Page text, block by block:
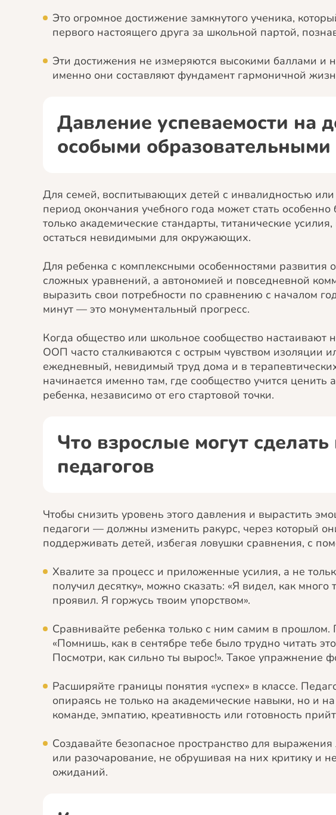
Это огромное достижение замкнутого ученика,
первого настоящего друга за школьной партой,
Эти достижения не измеряются высокими баллами и
именно они составляют фундамент гармоничной
Давление успеваемости на
особыми
Для семей, воспитывающих детей с инвалидностью
период окончания учебного года может стать
только академические стандарты, титанические
остаться невидимыми для окружающих.
Для ребенка с комплексными особенностями
сложных уравнений, а автономией и повседневной
выразить свои потребности по сравнению с началом
минут — это монументальный прогресс.
Когда общество или школьное сообщество настаивают
ООП часто сталкиваются с острым чувством изоляции
ежедневный, невидимый труд дома и в
начинается именно там, где сообщество учится
ребенка, независимо от его стартовой точки.
Что взрослые могут
педагогов
Чтобы снизить уровень этого давления и вырастить
педагоги — должны изменить ракурс, через который
поддерживать детей, избегая ловушки сравнения, с
Хвалите за процесс и приложенные усилия, а не
получил десятку», можно сказать: «Я видел, как
проявил. Я горжусь твоим упорством».
Сравнивайте ребенка только с ним самим в прошлом.
«Помнишь, как в сентябре тебе было трудно читать
Посмотри, как сильно ты вырос!». Такое упражнение
Расширяйте границы понятия «успех» в классе.
опираясь не только на академические навыки, но и
команде, эмпатию, креативность или готовность
Создавайте безопасное пространство для
или разочарование, не обрушивая на них критику и
ожиданий.